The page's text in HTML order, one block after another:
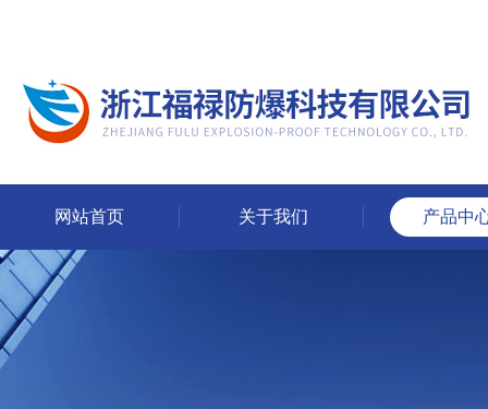
网站首页 关于我们 产品中